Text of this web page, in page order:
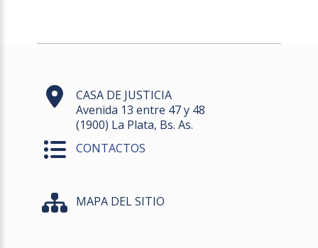
CASA DE JUSTICIA
Avenida 13 entre 47 y 48
(1900) La Plata, Bs. As.
CONTACTOS
MAPA DEL SITIO